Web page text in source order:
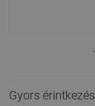
Gyors érintkezés